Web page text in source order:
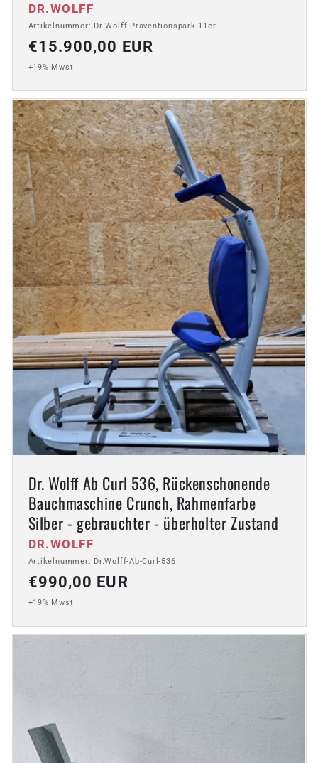
Anbieter:
DR.WOLFF
Artikelnummer: Dr-Wolff-Präventionspark-11er
Normaler
Preis
€15.900,00 EUR
+19% Mwst
Dr. Wolff Ab Curl 536, Rückenschonende
Bauchmaschine Crunch, Rahmenfarbe
Silber - gebrauchter - überholter Zustand
Anbieter:
DR.WOLFF
Artikelnummer: Dr.Wolff-Ab-Curl-536
Normaler
Preis
€990,00 EUR
+19% Mwst